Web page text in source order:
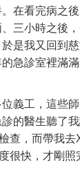
在看完病之
三小時之後
是我又回到
急診室裡滿
義工，這些
的醫生聽了
查，而帶我
很快，才剛